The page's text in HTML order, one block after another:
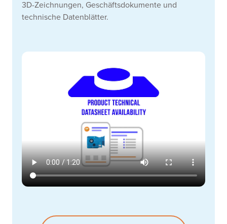
3D-Zeichnungen, Geschäftsdokumente und
technische Datenblätter.